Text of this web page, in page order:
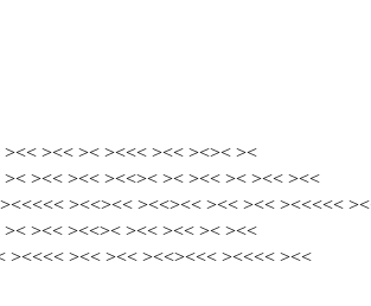
><< >< ><<< ><< ><>< ><
><< ><< ><<>< >< ><< >< ><< ><<
><<><< ><<><< ><< ><< ><<<<<
><< ><<>< ><< ><< >< ><<
><<<< ><< ><< ><<><<< ><<<< ><<